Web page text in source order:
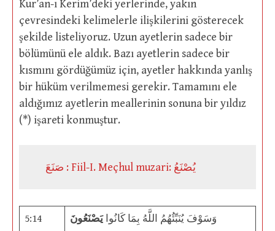
Kur’an-ı Kerim’deki yerlerinde, yakın
çevresindeki kelimelerle ilişkilerini gösterecek
şekilde listeliyoruz. Uzun ayetlerin sadece bir
bölümünü ele aldık. Bazı ayetlerin sadece bir
kısmını gördüğümüz için, ayetler hakkında yanlış
bir hüküm verilmemesi gerekir. Tamamını ele
aldığımız ayetlerin meallerinin sonuna bir yıldız
(*) işareti konmuştur.
صَنَعَ : Fiil-I. Meçhul muzari: يُصْنَعُ
5:14 وَسَوْفَ يُنَبِّئُهُمُ اللَّهُ بِمَا كَانُوايَصْنَعُونَ